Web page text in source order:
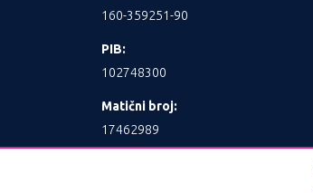
160-359251-90
PIB:
102748300
Matični broj:
17462989